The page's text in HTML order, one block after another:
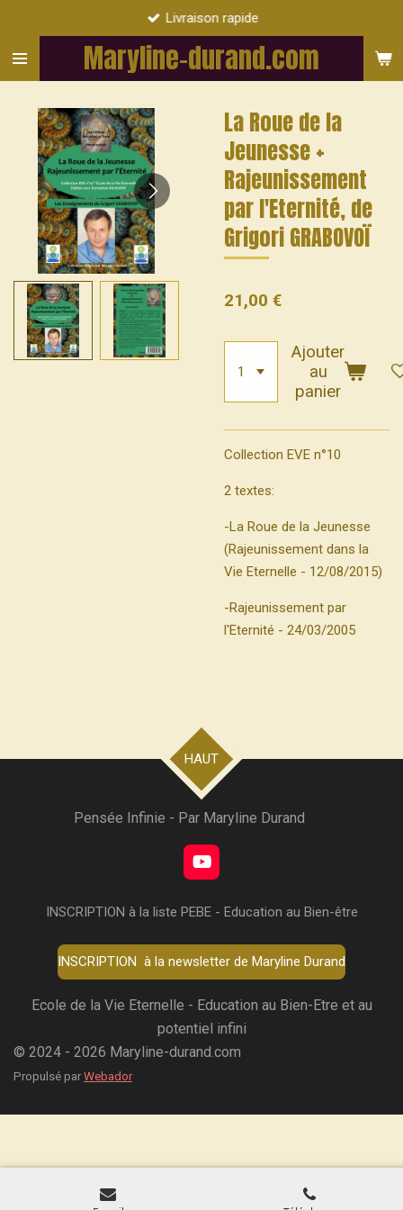
contenu
Maryline-durand.com
Livraison rapide
La Roue de la
Jeunesse +
Rajeunissement
par l'Eternité, de
Grigori GRABOVOÏ
21,00 €
Ajouter
au
panier
Collection EVE n°10
2 textes:
-La Roue de la Jeunesse
(Rajeunissement dans la
Vie Eternelle - 12/08/2015)
-Rajeunissement par
l'Eternité - 24/03/2005
HAUT
Pensée Infinie - Par Maryline Durand
Y
o
T
b
e
INSCRIPTION à la liste PEBE - Education au Bien-être
INSCRIPTION à la newsletter de Maryline Durand
Ecole de la Vie Eternelle - Education au Bien-Etre et au
potentiel infini
© 2024 - 2026 Maryline-durand.com
Propulsé parWebador